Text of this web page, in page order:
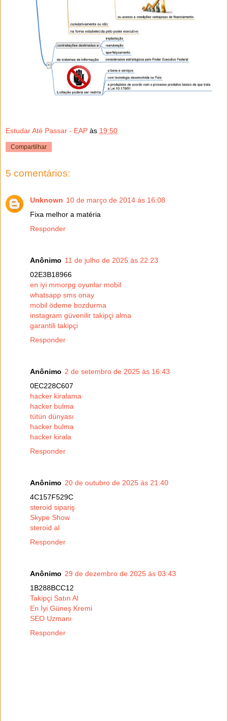
Estudar Até Passar - EAP às 19:50
Compartilhar
5 comentários:
Unknown 10 de março de 2014 às 16:08
Fixa melhor a matéria
Responder
Anônimo 11 de julho de 2025 às 22:23
02E3B18966
en iyi mmorpg oyunlar mobil
whatsapp sms onay
mobil ödeme bozdurma
instagram güvenilir takipçi alma
garantili takipçi
Responder
Anônimo 2 de setembro de 2025 às 16:43
0EC228C607
hacker kiralama
hacker bulma
tütün dünyası
hacker bulma
hacker kirala
Responder
Anônimo 20 de outubro de 2025 às 21:40
4C157F529C
steroid sipariş
Skype Show
steroid al
Responder
Anônimo 29 de dezembro de 2025 às 03:43
1B288BCC12
Takipçi Satın Al
En İyi Güneş Kremi
SEO Uzmanı
Responder